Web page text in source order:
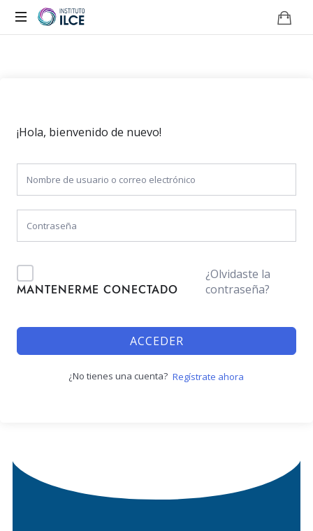
¡Hola, bienvenido de nuevo!
MANTENERME CONECTADO
¿Olvidaste la
contraseña?
ACCEDER
¿No tienes una cuenta? Regístrate ahora